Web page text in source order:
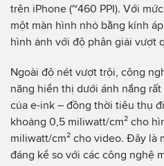
trên iPhone (~460 PPI). Với
một màn hình nhỏ bằng kính
hình ảnh với độ phân giải vượt
Ngoài độ nét vượt trội, công
năng hiển thị dưới ánh nắng
của e-ink – đồng thời tiêu thụ
khoảng 0,5 miliwatt/cm² cho
miliwatt/cm² cho video. Đây là
đáng kể so với các công nghệ